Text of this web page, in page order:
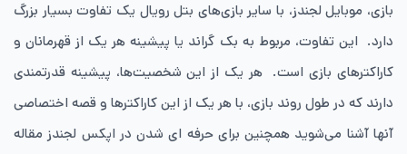
بازی، موبایل لجندز، با سایر بازی‌های بتل رویال یک تفاوت بسیار بزرگ
دارد. این تفاوت، مربوط به بک گراند یا پیشینه هر یک از قهرمانان و
کاراکترهای بازی است. هر یک از این شخصیت‌ها، پیشینه قدرتمندی
دارند که در طول روند بازی، با هر یک از این کاراکترها و قصه اختصاصی
آنها آشنا می‌شوید همچنین برای حرفه ای شدن در اپکس لجندز مقاله